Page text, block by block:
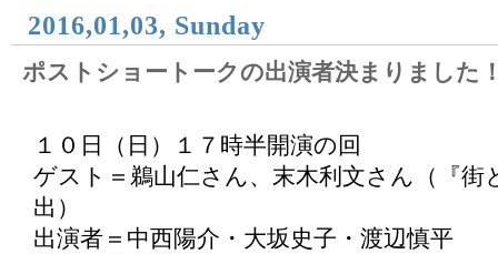
2016,01,03, Sunday
ポストショートークの出演者決まりました
１０日（日）１７時半開演の回
ゲスト＝鵜山仁さん、末木利文さん（『街
出）
出演者＝中西陽介・大坂史子・渡辺慎平